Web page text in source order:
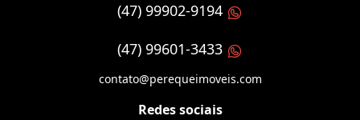
(47) 99902-9194
(47) 99601-3433
contato@perequeimoveis.com
Redes sociais